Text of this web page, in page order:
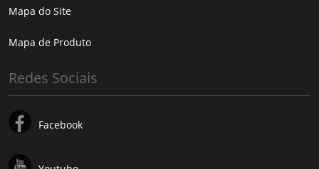
Mapa do Site
Mapa de Produto
Redes Sociais
Facebook